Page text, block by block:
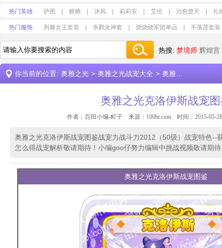
热门英雄 萨图 糖糖 沐风 莉莉安 艾伦 治愈楚天 礼
热门服饰 荆棘女王套装 杀戮女神套 烧烧烧军团单品 不落莲套装
热搜: 梦境师 辉煌宫
你当前的位置: 奥雅之光 > 奥雅之光战宠大全 > 奥雅之光克洛伊斯战宠图鉴
奥雅之光克洛伊斯战宠
作者：百田小编-町子 来源： 100bt.com 时间：2015-05-
奥雅之光克洛伊斯战宠图鉴战宠力战斗力2012（50级）战宠特色--
怎么得战宠解析敬请期待！小编goo仔努力编辑中挑战视频敬请期
奥雅之光克洛伊斯战宠图鉴